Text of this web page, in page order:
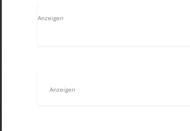
Anzeigen
Anzeigen